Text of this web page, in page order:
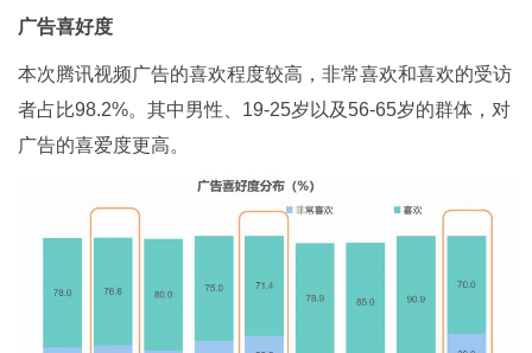
广告喜好度
本次腾讯视频广告的喜欢程度较高，非常喜欢和喜欢的受访
者占比98.2%。其中男性、19-25岁以及56-65岁的群体，对
广告的喜爱度更高。